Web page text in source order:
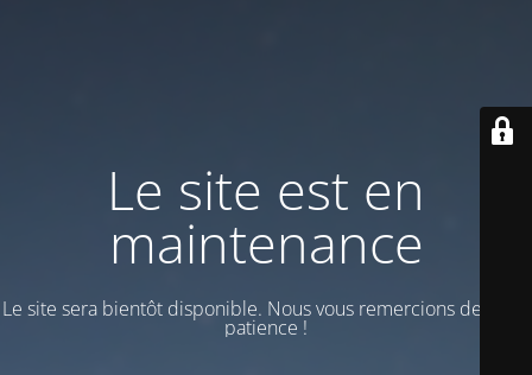
Le site est en
maintenance
Le site sera bientôt disponible. Nous vous remercions de votre
patience !